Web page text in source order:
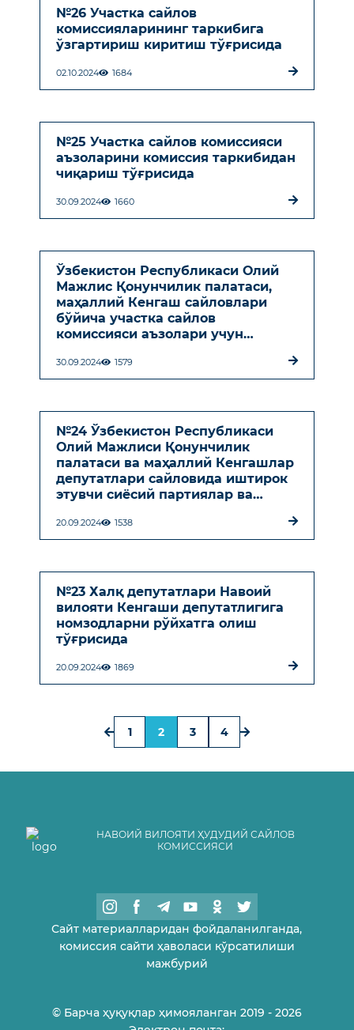
№26 Участка сайлов
комиссияларининг таркибига
ўзгартириш киритиш тўғрисида
02.10.2024 1684
№25 Участка сайлов комиссияси
аъзоларини комиссия таркибидан
чиқариш тўғрисида
30.09.2024 1660
Ўзбекистон Республикаси Олий
Мажлис Қонунчилик палатаси,
маҳаллий Кенгаш сайловлари
бўйича участка сайлов
комиссияси аъзолари учун
уни ўтказишга доир ўқув амалий
машғулотлар РЕЖА ЖАДВАЛИ
30.09.2024 1579
№24 Ўзбекистон Республикаси
Олий Мажлиси Қонунчилик
палатаси ва маҳаллий Кенгашлар
депутатлари сайловида иштирок
этувчи сиёсий партиялар ва
сайлов кампанияси даврида
сайловолди ташвиқоти тўғрисида
20.09.2024 1538
№23 Халқ депутатлари Навоий
вилояти Кенгаши депутатлигига
номзодларни рўйхатга олиш
тўғрисида
20.09.2024 1869
1 2 3 4
НАВОИЙ ВИЛОЯТИ ҲУДУДИЙ САЙЛОВ
КОМИССИЯСИ
Сайт материалларидан фойдаланилганда,
комиссия сайти ҳаволаси кўрсатилиши
мажбурий
© Барча ҳуқуқлар ҳимояланган 2019 - 2026